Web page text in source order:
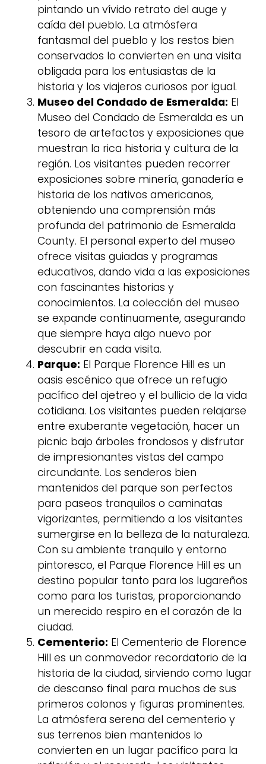
pintando un vívido retrato del auge y
caída del pueblo. La atmósfera
fantasmal del pueblo y los restos bien
conservados lo convierten en una visita
obligada para los entusiastas de la
historia y los viajeros curiosos por igual.
Museo del Condado de Esmeralda: El
Museo del Condado de Esmeralda es un
tesoro de artefactos y exposiciones que
muestran la rica historia y cultura de la
región. Los visitantes pueden recorrer
exposiciones sobre minería, ganadería e
historia de los nativos americanos,
obteniendo una comprensión más
profunda del patrimonio de Esmeralda
County. El personal experto del museo
ofrece visitas guiadas y programas
educativos, dando vida a las exposiciones
con fascinantes historias y
conocimientos. La colección del museo
se expande continuamente, asegurando
que siempre haya algo nuevo por
descubrir en cada visita.
Parque: El Parque Florence Hill es un
oasis escénico que ofrece un refugio
pacífico del ajetreo y el bullicio de la vida
cotidiana. Los visitantes pueden relajarse
entre exuberante vegetación, hacer un
picnic bajo árboles frondosos y disfrutar
de impresionantes vistas del campo
circundante. Los senderos bien
mantenidos del parque son perfectos
para paseos tranquilos o caminatas
vigorizantes, permitiendo a los visitantes
sumergirse en la belleza de la naturaleza.
Con su ambiente tranquilo y entorno
pintoresco, el Parque Florence Hill es un
destino popular tanto para los lugareños
como para los turistas, proporcionando
un merecido respiro en el corazón de la
ciudad.
Cementerio: El Cementerio de Florence
Hill es un conmovedor recordatorio de la
historia de la ciudad, sirviendo como lugar
de descanso final para muchos de sus
primeros colonos y figuras prominentes.
La atmósfera serena del cementerio y
sus terrenos bien mantenidos lo
convierten en un lugar pacífico para la